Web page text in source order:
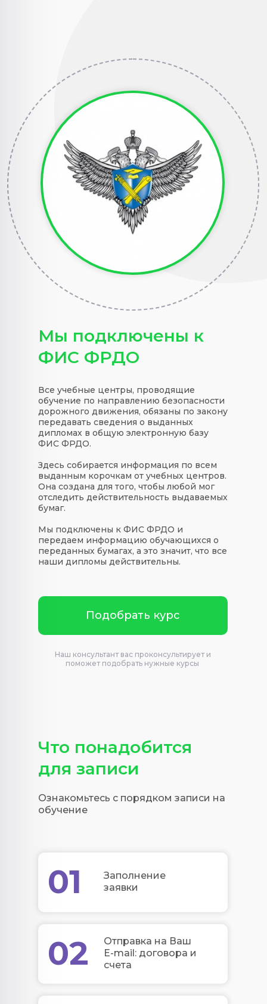
Все учебные центры, проводящие
обучение по направлению безопасности
дорожного движения, обязаны по закону
передавать сведения о выданных
дипломах в общую электронную базу
ФИС ФРДО.
Здесь собирается информация по всем
выданным корочкам от учебных центров.
Она создана для того, чтобы любой мог
отследить действительность выдаваемых
бумаг.
Мы подключены к ФИС ФРДО и
передаем информацию обучающихся о
переданных бумагах, а это значит, что все
наши дипломы действительны.
Наш консультант вас проконсультирует и
поможет подобрать нужные курсы
Подобрать курс
Мы подключены к
ФИС ФРДО
Что понадобится
для записи
Ознакомьтесь с порядком записи на
обучение
01
02
Заполнение
заявки
Отправка на Ваш
E-mail: договора и
счета